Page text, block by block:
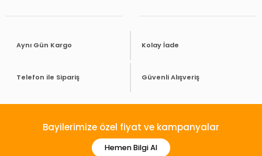
Aynı Gün Kargo Kolay İade
Telefon ile Sipariş Güvenli Alışveriş
Bayilerimize özel fiyat ve kampanyalar
Hemen Bilgi Al